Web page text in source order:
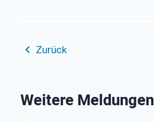
Zurück
Weitere Meldungen